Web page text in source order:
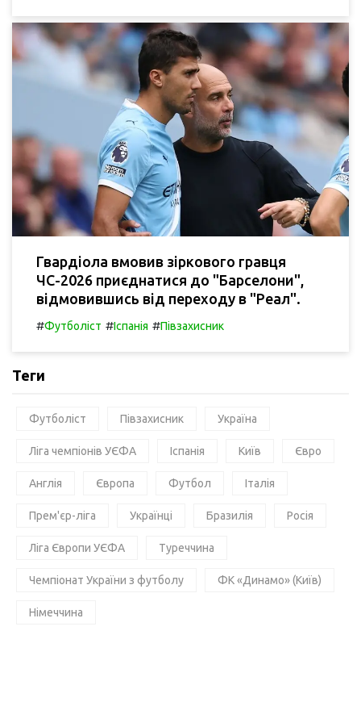
Гвардіола вмовив зіркового гравця
ЧС-2026 приєднатися до "Барселони",
відмовившись від переходу в "Реал".
#Футболіст #Іспанія #Півзахисник
Теги
Футболіст Півзахисник Україна
Ліга чемпіонів УЄФА Іспанія Київ Євро
Англія Європа Футбол Італія
Прем'єр-ліга Українці Бразилія Росія
Ліга Європи УЄФА Туреччина
Чемпіонат України з футболу ФК «Динамо» (Київ)
Німеччина